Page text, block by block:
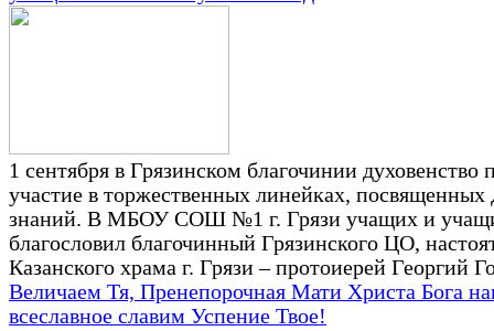
1 сентября в Грязинском благочинии духовенство
участие в торжественных линейках,
знаний. В МБОУ СОШ №1 г. Грязи учащих и
благословил благочинный Грязинского ЦО,
Казанского храма г. Грязи – протоиерей Георгий
Величаем Тя, Пренепорочная Мати Христа Бога
всеславное славим Успение Твое!